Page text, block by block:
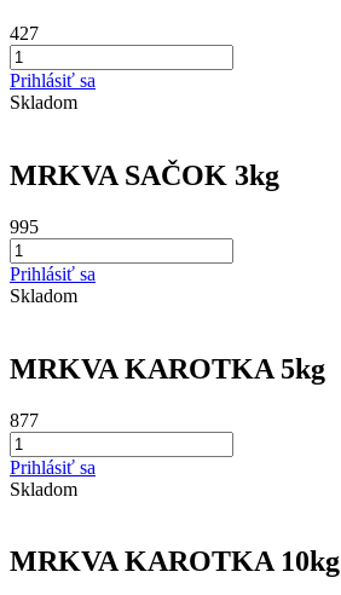
427
Prihlásiť sa
Skladom
MRKVA SAČOK 3kg
995
Prihlásiť sa
Skladom
MRKVA KAROTKA 5kg
877
Prihlásiť sa
Skladom
MRKVA KAROTKA 10kg